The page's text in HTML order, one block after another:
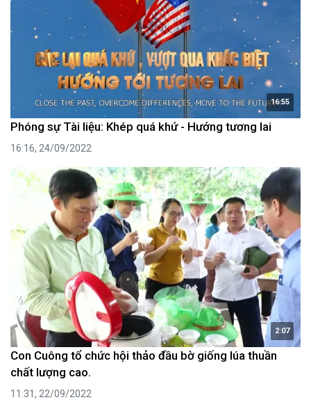
16:55
Phóng sự Tài liệu: Khép quá khứ - Hướng tương lai
16:16, 24/09/2022
2:07
Con Cuông tổ chức hội thảo đầu bờ giống lúa thuần
chất lượng cao.
11:31, 22/09/2022